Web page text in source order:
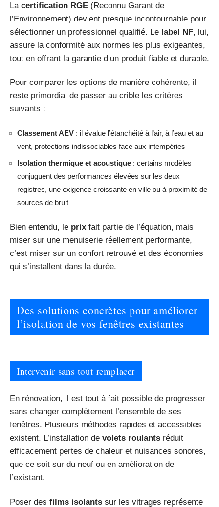
La certification RGE (Reconnu Garant de
l’Environnement) devient presque incontournable pour
sélectionner un professionnel qualifié. Le label NF, lui,
assure la conformité aux normes les plus exigeantes,
tout en offrant la garantie d’un produit fiable et durable.
Pour comparer les options de manière cohérente, il
reste primordial de passer au crible les critères
suivants :
Classement AEV : il évalue l’étanchéité à l’air, à l’eau et au
vent, protections indissociables face aux intempéries
Isolation thermique et acoustique : certains modèles
conjuguent des performances élevées sur les deux
registres, une exigence croissante en ville ou à proximité de
sources de bruit
Bien entendu, le prix fait partie de l’équation, mais
miser sur une menuiserie réellement performante,
c’est miser sur un confort retrouvé et des économies
qui s’installent dans la durée.
Des solutions concrètes pour améliorer
l’isolation de vos fenêtres existantes
Intervenir sans tout remplacer
En rénovation, il est tout à fait possible de progresser
sans changer complètement l’ensemble de ses
fenêtres. Plusieurs méthodes rapides et accessibles
existent. L’installation de volets roulants réduit
efficacement pertes de chaleur et nuisances sonores,
que ce soit sur du neuf ou en amélioration de
l’existant.
Poser des films isolants sur les vitrages représente